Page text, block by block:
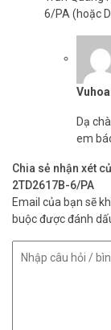
– Youtube: https://
– Website: https://
6/PA (hoặc
Dạ
em
Chia sẻ nhận xét
2TD2617B-6/PA
Email của bạn sẽ
buộc được đánh